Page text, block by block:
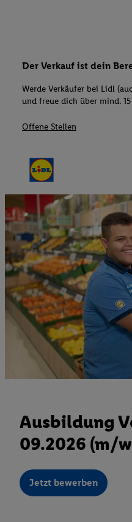
Der Verkauf ist dein
Werde Verkäufer bei Lidl
und freue dich über mind.
Offene Stellen
Ausbildung
09.2026 (m/
Jetzt bewerben